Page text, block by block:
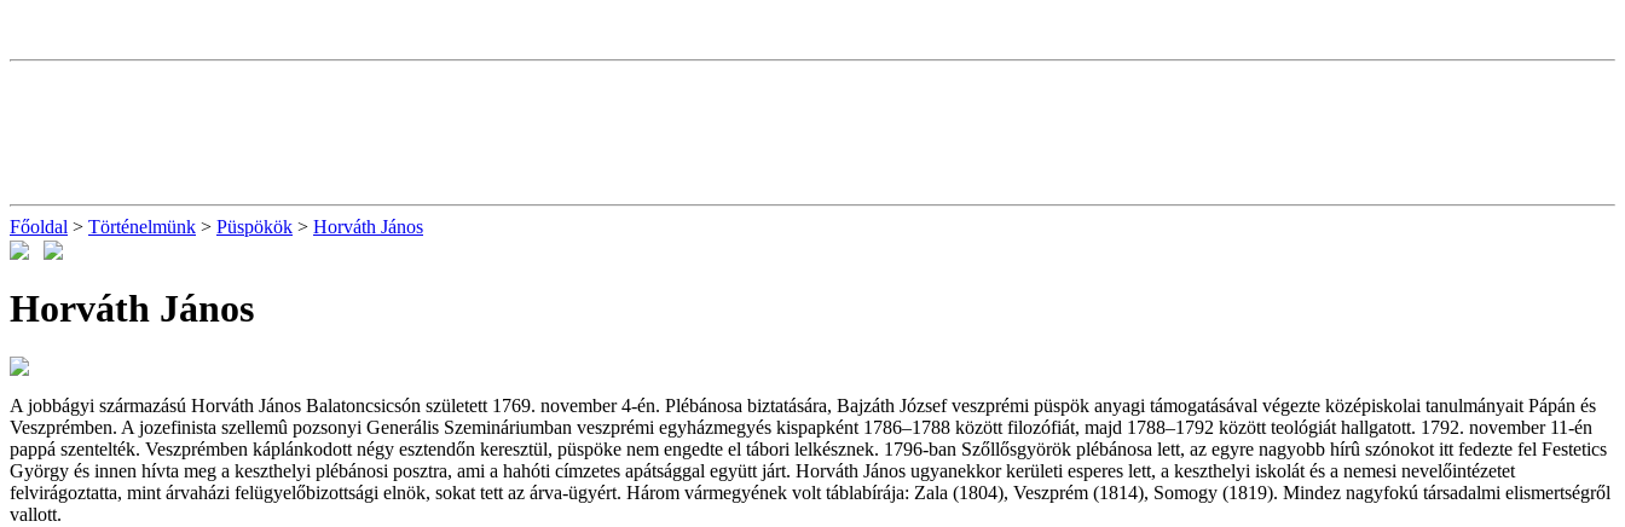
Főoldal > Történelmünk > Püspökök > Horváth János
Horváth János
A jobbágyi származású Horváth János Balatoncsicsón született 1769. november 4-én. Plébánosa biztatására, Bajzáth József veszprémi püspök anyagi támogatásával végezte középiskolai tanulmányait Pápán és
Veszprémben. A jozefinista szellemû pozsonyi Generális Szemináriumban veszprémi egyházmegyés kispapként 1786–1788 között filozófiát, majd 1788–1792 között teológiát hallgatott. 1792. november 11-én
pappá szentelték. Veszprémben káplánkodott négy esztendőn keresztül, püspöke nem engedte el tábori lelkésznek. 1796-ban Szőllősgyörök plébánosa lett, az egyre nagyobb hírû szónokot itt fedezte fel Festetics
György és innen hívta meg a keszthelyi plébánosi posztra, ami a hahóti címzetes apátsággal együtt járt. Horváth János ugyanekkor kerületi esperes lett, a keszthelyi iskolát és a nemesi nevelőintézetet
felvirágoztatta, mint árvaházi felügyelőbizottsági elnök, sokat tett az árva-ügyért. Három vármegyének volt táblabírája: Zala (1804), Veszprém (1814), Somogy (1819). Mindez nagyfokú társadalmi elismertségről
vallott.